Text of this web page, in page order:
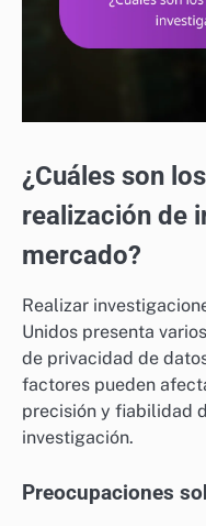
¿Cuáles son
realización de
mercado?
Realizar
Unidos presenta
de privacidad de
factores pueden
precisión y fiabilidad
investigación.
Preocupaciones